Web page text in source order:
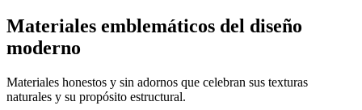
Materiales emblemáticos del diseño
moderno
Materiales honestos y sin adornos que celebran sus texturas
naturales y su propósito estructural.